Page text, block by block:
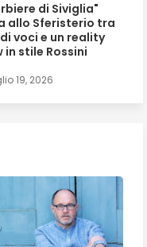
di Siviglia"
allo Sferisterio tra
voci e un reality
in stile Rossini
19, 2026